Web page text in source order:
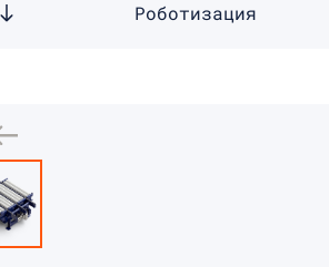
Роботизация